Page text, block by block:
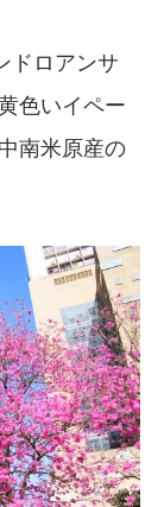
ドロアンサ
色いイペー
南米原産の